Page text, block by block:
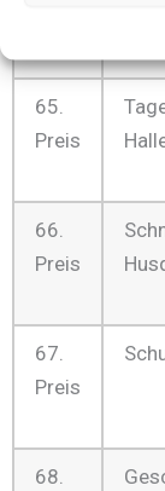
65.
Preis
66.
Preis
67.
Preis
68.